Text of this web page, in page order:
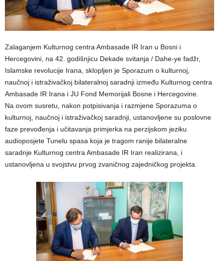
Zalaganjem Kulturnog centra Ambasade IR Iran u Bosni i
Hercegovini, na 42. godišnjicu Dekade svitanja / Dahe-ye fadžr,
Islamske revolucije Irana, sklopljen je Sporazum o kulturnoj,
naučnoj i istraživačkoj bilateralnoj saradnji između Kulturnog centra
Ambasade IR Irana i JU Fond Memorijali Bosne i Hercegovine.
Na ovom susretu, nakon potpisivanja i razmjene Sporazuma o
kulturnoj, naučnoj i istraživačkoj saradnji, ustanovljene su poslovne
faze prevođenja i učitavanja primjerka na perzijskom jeziku
audioposjete Tunelu spasa koja je tragom ranije bilateralne
saradnje Kulturnog centra Ambasade IR Iran realizirana, i
ustanovljena u svojstvu prvog zvaničnog zajedničkog projekta.